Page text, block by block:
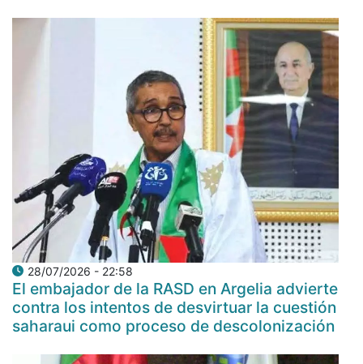
28/07/2026 - 22:58
El embajador de la RASD en Argelia advierte
contra los intentos de desvirtuar la cuestión
saharaui como proceso de descolonización